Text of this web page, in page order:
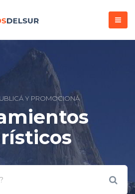
Menú
Y PROMOCIONÁ